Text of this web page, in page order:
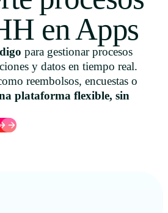
en Apps
para gestionar procesos
y datos en tiempo real.
reembolsos, encuestas o
plataforma flexible, sin